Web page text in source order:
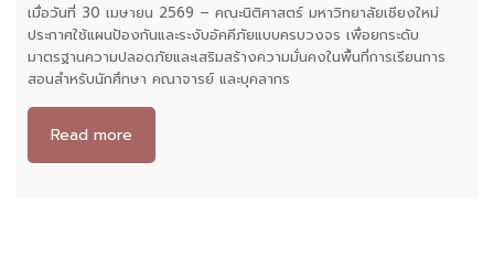
เมื่อวันที่ 30 เมษายน 2569 – คณะนิติศาสตร์ มหาวิทยาลัยเชียงใหม่
ประกาศใช้แผนป้องกันและระงับอัคคีภัยแบบครบวงจร เพื่อยกระดับ
มาตรฐานความปลอดภัยและเสริมสร้างความมั่นคงในพื้นที่การเรียนการ
สอนสำหรับนักศึกษา คณาจารย์ และบุคลากร
Read more